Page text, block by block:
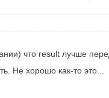
что result лучше
Не хорошо как-то это...